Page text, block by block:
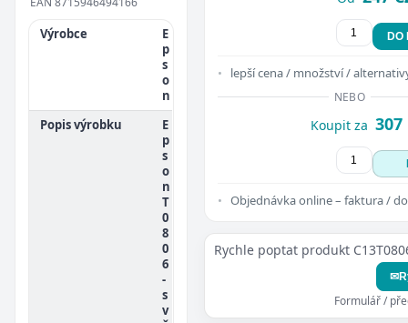
Výrobce
E
p
s
o
n
Popis výrobku
E
p
s
o
n
T
0
8
0
6
-
s
v
DO
lepší cena / množství /
NEBO
Koupit za 307
Objednávka online – faktura /
Rychle poptat produkt
✉
Formulář /